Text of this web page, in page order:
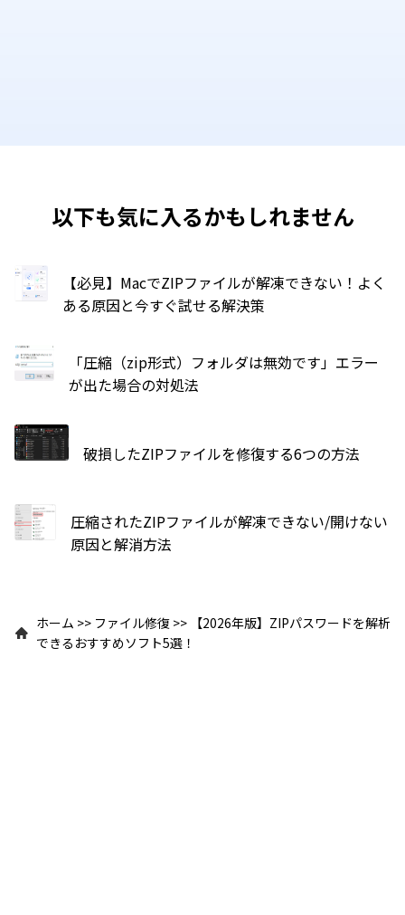
以下も気に入るかもしれません
【必見】MacでZIPファイルが解凍できない！よく
ある原因と今すぐ試せる解決策
「圧縮（zip形式）フォルダは無効です」エラー
が出た場合の対処法
破損したZIPファイルを修復する6つの方法
圧縮されたZIPファイルが解凍できない/開けない
原因と解消方法
ホーム >> ファイル修復 >> 【2026年版】ZIPパスワードを解析
できるおすすめソフト5選！